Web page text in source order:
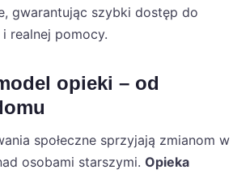
gwarantując szybki dostęp do
realnej pomocy.
opieki – od
społeczne sprzyjają zmianom w
osobami starszymi. Opieka